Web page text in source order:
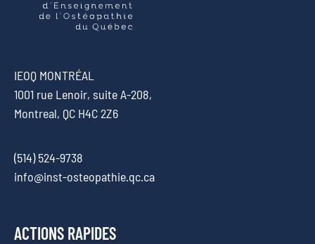
IEOQ MONTRÉAL
1001 rue Lenoir, suite A-208,
Montreal, QC H4C 2Z6
(514) 524-9738
info@inst-osteopathie.qc.ca
ACTIONS RAPIDES